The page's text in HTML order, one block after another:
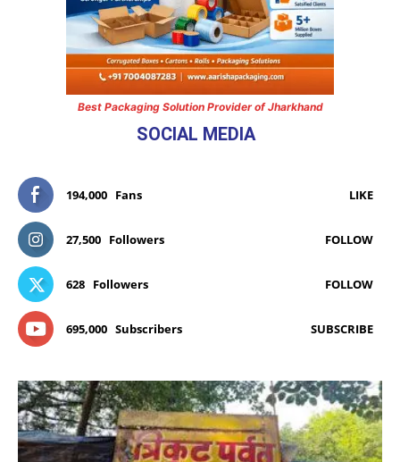
Best Packaging Solution Provider of Jharkhand
SOCIAL MEDIA
194,000 Fans LIKE
27,500 Followers FOLLOW
628 Followers FOLLOW
695,000 Subscribers SUBSCRIBE